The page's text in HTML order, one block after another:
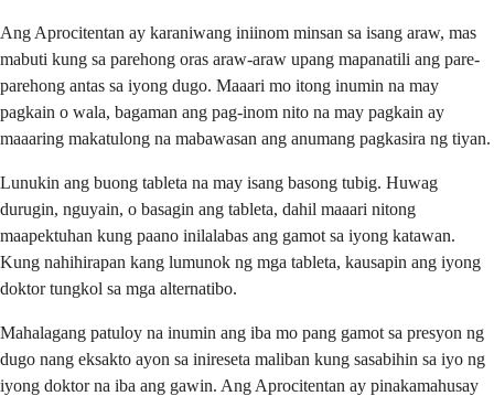
Ang Aprocitentan ay karaniwang iniinom minsan sa isang araw, mas
mabuti kung sa parehong oras araw-araw upang mapanatili ang pare-
parehong antas sa iyong dugo. Maaari mo itong inumin na may
pagkain o wala, bagaman ang pag-inom nito na may pagkain ay
maaaring makatulong na mabawasan ang anumang pagkasira ng tiyan.
Lunukin ang buong tableta na may isang basong tubig. Huwag
durugin, nguyain, o basagin ang tableta, dahil maaari nitong
maapektuhan kung paano inilalabas ang gamot sa iyong katawan.
Kung nahihirapan kang lumunok ng mga tableta, kausapin ang iyong
doktor tungkol sa mga alternatibo.
Mahalagang patuloy na inumin ang iba mo pang gamot sa presyon ng
dugo nang eksakto ayon sa inireseta maliban kung sasabihin sa iyo ng
iyong doktor na iba ang gawin. Ang Aprocitentan ay pinakamahusay